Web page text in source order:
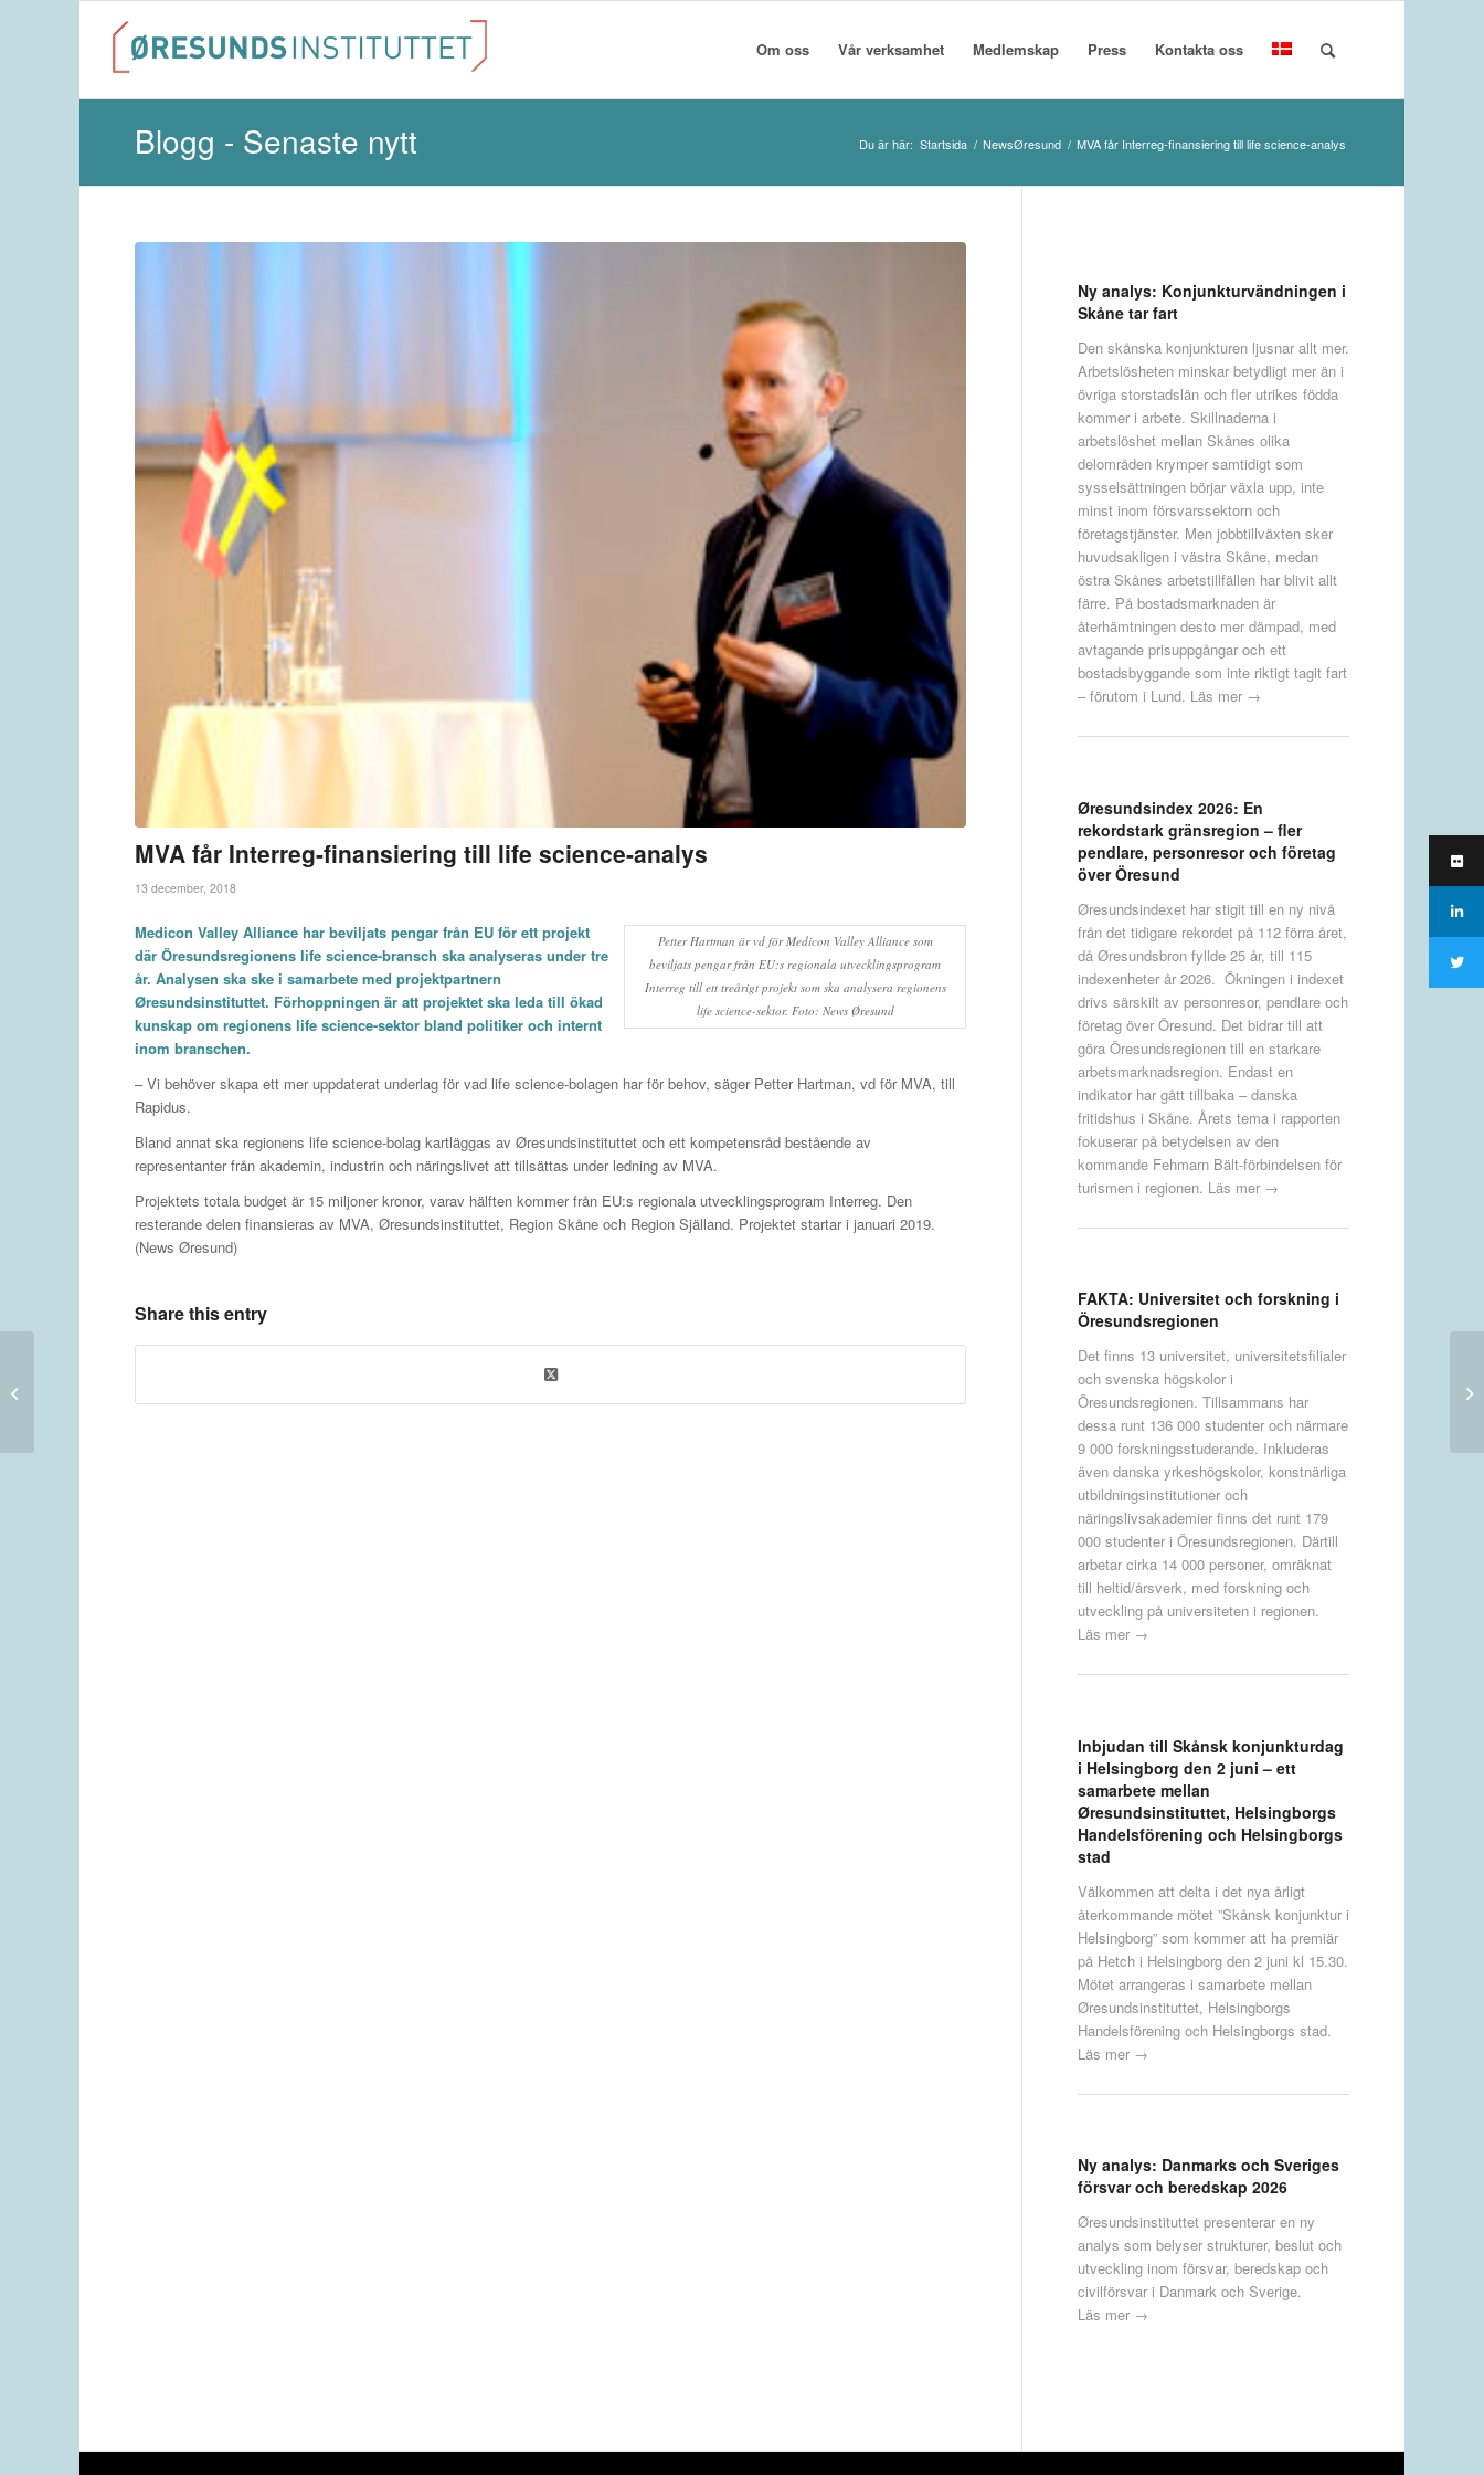
Om oss Vår verksamhet Medlemskap Press Kontakta oss
Blogg - Senaste nytt Du är här: Startsida / NewsØresund / MVA får Interreg-finansiering till life science-analys
MVA får Interreg-finansiering till life science-analys
13 december, 2018
Petter Hartman är vd för Medicon Valley Alliance som
beviljats pengar från EU:s regionala utvecklingsprogram
Interreg till ett treårigt projekt som ska analysera regionens
life science-sektor. Foto: News Øresund
Medicon Valley Alliance har beviljats pengar från EU för ett projekt
där Öresundsregionens life science-bransch ska analyseras under tre
år. Analysen ska ske i samarbete med projektpartnern
Øresundsinstituttet. Förhoppningen är att projektet ska leda till ökad
kunskap om regionens life science-sektor bland politiker och internt
inom branschen.
– Vi behöver skapa ett mer uppdaterat underlag för vad life science-bolagen har för behov, säger Petter Hartman, vd för MVA, till
Rapidus.
Bland annat ska regionens life science-bolag kartläggas av Øresundsinstituttet och ett kompetensråd bestående av
representanter från akademin, industrin och näringslivet att tillsättas under ledning av MVA.
Projektets totala budget är 15 miljoner kronor, varav hälften kommer från EU:s regionala utvecklingsprogram Interreg. Den
resterande delen finansieras av MVA, Øresundsinstituttet, Region Skåne och Region Själland. Projektet startar i januari 2019.
(News Øresund)
Share this entry
Ny analys: Konjunkturvändningen i
Skåne tar fart
Den skånska konjunkturen ljusnar allt mer.
Arbetslösheten minskar betydligt mer än i
övriga storstadslän och fler utrikes födda
kommer i arbete. Skillnaderna i
arbetslöshet mellan Skånes olika
delområden krymper samtidigt som
sysselsättningen börjar växla upp, inte
minst inom försvarssektorn och
företagstjänster. Men jobbtillväxten sker
huvudsakligen i västra Skåne, medan
östra Skånes arbetstillfällen har blivit allt
färre. På bostadsmarknaden är
återhämtningen desto mer dämpad, med
avtagande prisuppgångar och ett
bostadsbyggande som inte riktigt tagit fart
– förutom i Lund. Läs mer →
Øresundsindex 2026: En
rekordstark gränsregion – fler
pendlare, personresor och företag
över Öresund
Øresundsindexet har stigit till en ny nivå
från det tidigare rekordet på 112 förra året,
då Øresundsbron fyllde 25 år, till 115
indexenheter år 2026. Ökningen i indexet
drivs särskilt av personresor, pendlare och
företag över Öresund. Det bidrar till att
göra Öresundsregionen till en starkare
arbetsmarknadsregion. Endast en
indikator har gått tillbaka – danska
fritidshus i Skåne. Årets tema i rapporten
fokuserar på betydelsen av den
kommande Fehmarn Bält-förbindelsen för
turismen i regionen. Läs mer →
FAKTA: Universitet och forskning i
Öresundsregionen
Det finns 13 universitet, universitetsfilialer
och svenska högskolor i
Öresundsregionen. Tillsammans har
dessa runt 136 000 studenter och närmare
9 000 forskningsstuderande. Inkluderas
även danska yrkeshögskolor, konstnärliga
utbildningsinstitutioner och
näringslivsakademier finns det runt 179
000 studenter i Öresundsregionen. Därtill
arbetar cirka 14 000 personer, omräknat
till heltid/årsverk, med forskning och
utveckling på universiteten i regionen.
Läs mer →
Inbjudan till Skånsk konjunkturdag
i Helsingborg den 2 juni – ett
samarbete mellan
Øresundsinstituttet, Helsingborgs
Handelsförening och Helsingborgs
stad
Välkommen att delta i det nya årligt
återkommande mötet ”Skånsk konjunktur i
Helsingborg” som kommer att ha premiär
på Hetch i Helsingborg den 2 juni kl 15.30.
Mötet arrangeras i samarbete mellan
Øresundsinstituttet, Helsingborgs
Handelsförening och Helsingborgs stad.
Läs mer →
Ny analys: Danmarks och Sveriges
försvar och beredskap 2026
Øresundsinstituttet presenterar en ny
analys som belyser strukturer, beslut och
utveckling inom försvar, beredskap och
civilförsvar i Danmark och Sverige.
Läs mer →
uppslagsverk någonsin